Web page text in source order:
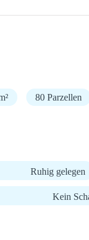
80 Parzellen
Ruhig gelegen
Kein